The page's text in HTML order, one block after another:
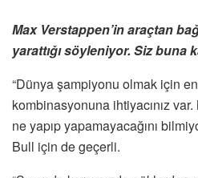
Max Verstappen’in araçtan
yarattığı söyleniyor. Siz buna
“Dünya şampiyonu olmak için
kombinasyonuna ihtiyacınız
ne yapıp yapamayacağını
Bull için de geçerli.